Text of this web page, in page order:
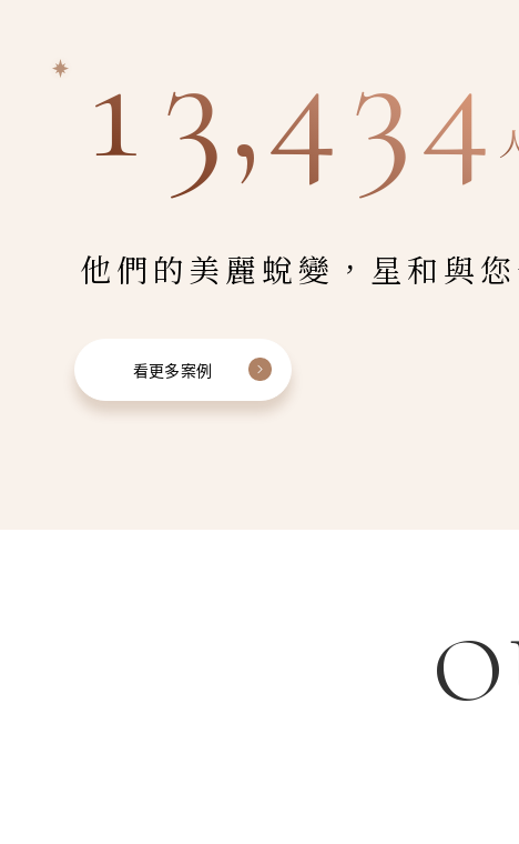
13,434
他們的美麗蛻變，星和與
看更多案例